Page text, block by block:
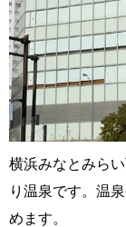
横浜みなとみら
り温泉です。温
めます。